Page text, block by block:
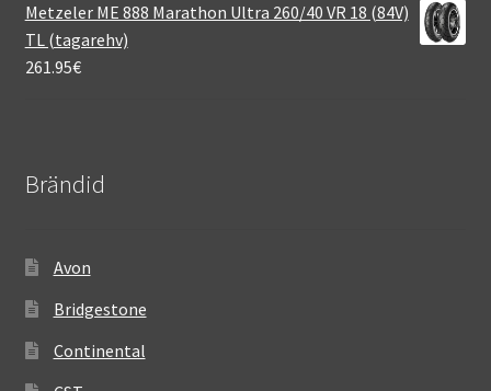
Metzeler ME 888 Marathon Ultra 260/40 VR 18 (84V)
TL (tagarehv)
261.95€
Brändid
Avon
Bridgestone
Continental